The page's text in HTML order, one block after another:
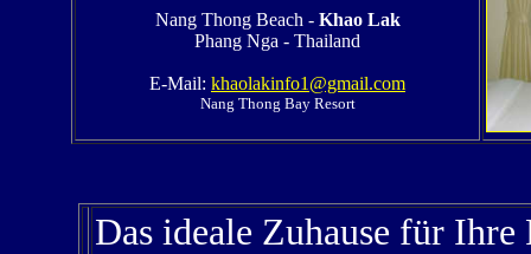
Nang Thong Beach - Khao Lak
Phang Nga - Thailand
E-Mail: khaolakinfo1@gmail.com
Nang Thong Bay Resort
Das ideale Zuhause für